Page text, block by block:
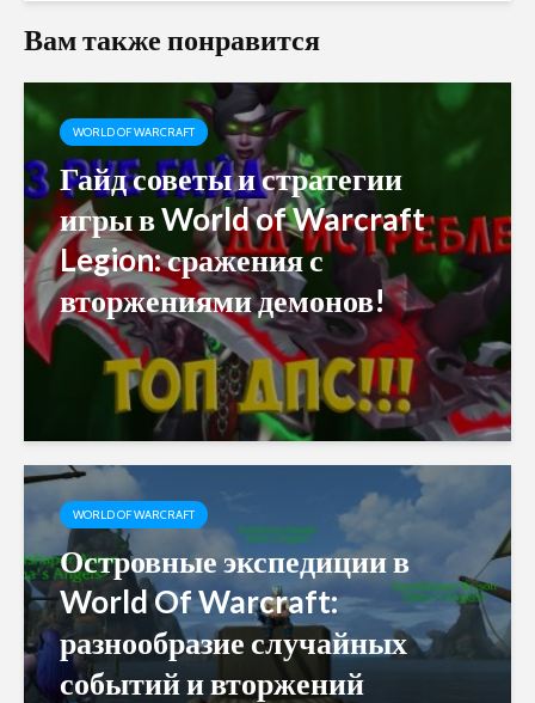
Вам также понравится
WORLD OF WARCRAFT
Гайд советы и стратегии
игры в World of Warcraft
Legion: сражения с
вторжениями демонов!
WORLD OF WARCRAFT
Островные экспедиции в
World Of Warcraft:
разнообразие случайных
событий и вторжений